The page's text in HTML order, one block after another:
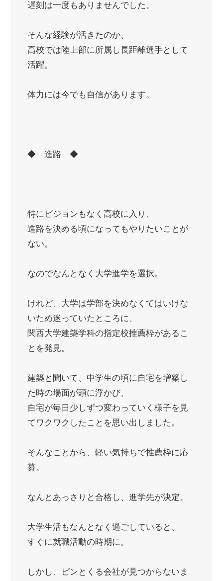
遅刻は一度もありませんでした。
そんな経験が活きたのか、
高校では陸上部に所属し長距離選手として
活躍。
体力には今でも自信があります。
◆ 進路 ◆
特にビジョンもなく高校に入り、
進路を決める頃になってもやりたいことが
ない。
なのでなんとなく大学進学を選択。
けれど、大学は学部を決めなくてはいけな
いため迷っていたところに、
関西大学建築学科の指定校推薦枠があるこ
とを発見。
建築と聞いて、中学生の頃に自宅を増築し
た時の場面が頭に浮かび、
自宅が毎日少しずつ変わっていく様子を見
てワクワクしたことを思い出しました。
そんなことから、軽い気持ちで推薦枠に応
募。
なんとあっさりと合格し、進学先が決定。
大学生活もなんとなく過ごしていると、
すぐに就職活動の時期に。
しかし、ピンとくる会社が見つからないま